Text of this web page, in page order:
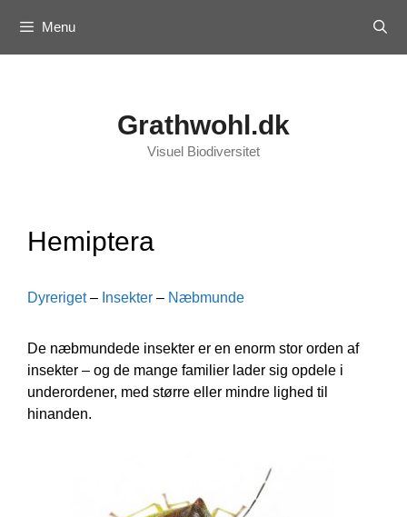
content
Menu
Grathwohl.dk
Visuel Biodiversitet
Hemiptera
Dyreriget– Insekter – Næbmunde
De næbmundede insekter er en enorm stor orden af
insekter – og de mange familier lader sig opdele i
underordener, med større eller mindre lighed til
hinanden.